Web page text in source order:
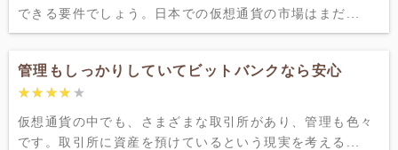
できる要件でしょう。日本での仮想通貨の市場はまだ...
管理もしっかりしていてビットバンクなら安心
★★★★★
★★★★★
仮想通貨の中でも、さまざまな取引所があり、管理も色々
です。取引所に資産を預けているという現実を考える...